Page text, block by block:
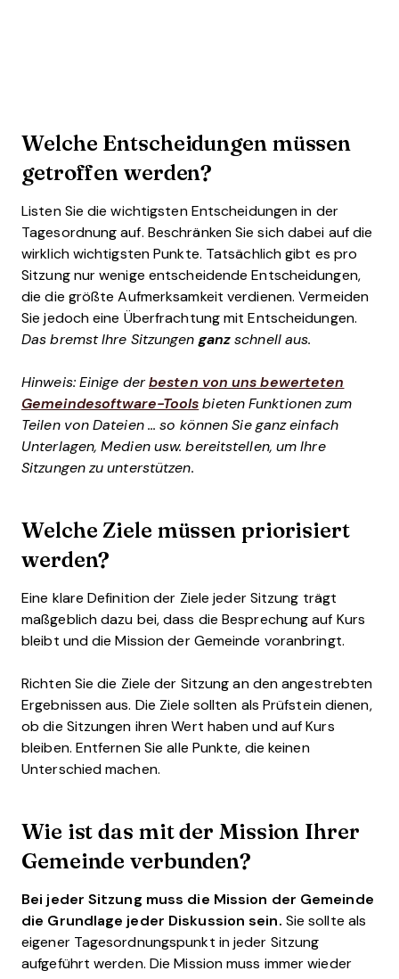
Welche Entscheidungen müssen
getroffen werden?
Listen Sie die wichtigsten Entscheidungen in der
Tagesordnung auf. Beschränken Sie sich dabei auf die
wirklich wichtigsten Punkte. Tatsächlich gibt es pro
Sitzung nur wenige entscheidende Entscheidungen,
die die größte Aufmerksamkeit verdienen. Vermeiden
Sie jedoch eine Überfrachtung mit Entscheidungen.
Das bremst Ihre Sitzungen ganz schnell aus.
Hinweis: Einige derbesten von uns bewerteten
Gemeindesoftware-Tools bieten Funktionen zum
Teilen von Dateien ... so können Sie ganz einfach
Unterlagen, Medien usw. bereitstellen, um Ihre
Sitzungen zu unterstützen.
Welche Ziele müssen priorisiert
werden?
Eine klare Definition der Ziele jeder Sitzung trägt
maßgeblich dazu bei, dass die Besprechung auf Kurs
bleibt und die Mission der Gemeinde voranbringt.
Richten Sie die Ziele der Sitzung an den angestrebten
Ergebnissen aus. Die Ziele sollten als Prüfstein dienen,
ob die Sitzungen ihren Wert haben und auf Kurs
bleiben. Entfernen Sie alle Punkte, die keinen
Unterschied machen.
Wie ist das mit der Mission Ihrer
Gemeinde verbunden?
Bei jeder Sitzung muss die Mission der Gemeinde
die Grundlage jeder Diskussion sein. Sie sollte als
eigener Tagesordnungspunkt in jeder Sitzung
aufgeführt werden. Die Mission muss immer wieder